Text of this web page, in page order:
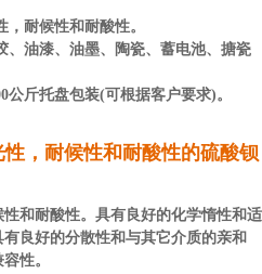
耐候性和耐酸性。
、油漆、油墨、陶瓷、蓄电池、搪瓷
斤托盘包装(可根据客户要求)。
，耐候性和耐酸性的硫酸钡
和耐酸性。具有良好的化学惰性和适
良好的分散性和与其它介质的亲和
性。